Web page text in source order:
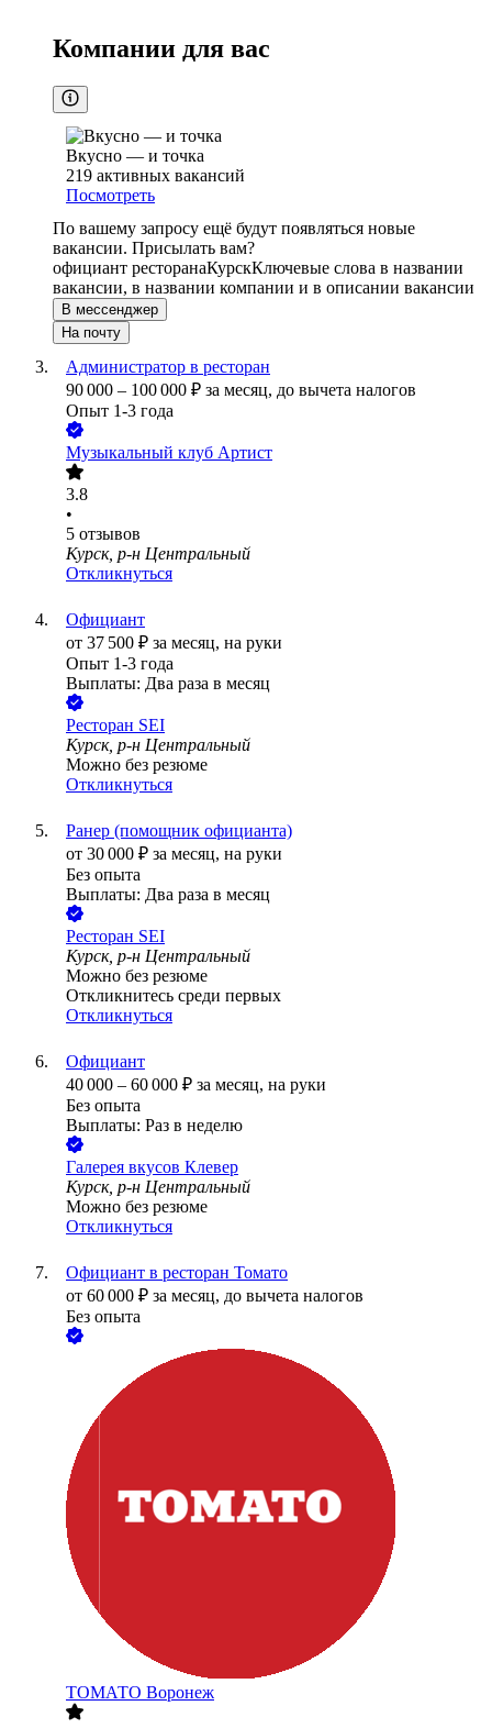
Компании для вас
Вкусно — и точка
219 активных вакансий
Посмотреть
По вашему запросу ещё будут появляться новые
вакансии. Присылать вам?
официант ресторанаКурскКлючевые слова в названии
вакансии, в названии компании и в описании вакансии
В мессенджер
На почту
Администратор в ресторан
90 000 – 100 000 ₽ за месяц, до вычета налогов
Опыт 1-3 года
Музыкальный клуб Артист
3.8
•
5 отзывов
Курск, р-н Центральный
Откликнуться
Официант
от 37 500 ₽ за месяц, на руки
Опыт 1-3 года
Выплаты: Два раза в месяц
Ресторан SEI
Курск, р-н Центральный
Можно без резюме
Откликнуться
Ранер (помощник официанта)
от 30 000 ₽ за месяц, на руки
Без опыта
Выплаты: Два раза в месяц
Ресторан SEI
Курск, р-н Центральный
Можно без резюме
Откликнитесь среди первых
Откликнуться
Официант
40 000 – 60 000 ₽ за месяц, на руки
Без опыта
Выплаты: Раз в неделю
Галерея вкусов Клевер
Курск, р-н Центральный
Можно без резюме
Откликнуться
Официант в ресторан Томато
от 60 000 ₽ за месяц, до вычета налогов
Без опыта
ТОМАТО Воронеж